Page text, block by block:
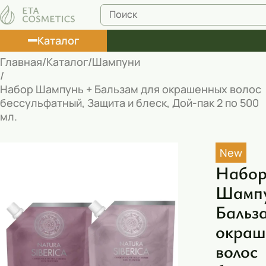
Каталог
Лосьоны
Туши
Масла
Пена для ванны
Румяна
Главная Каталог Шампуни
Набор Шампунь + Бальзам для окрашенных волос
бессульфатный, Защита и блеск, Дой-пак 2 по 500
мл.
New
волос